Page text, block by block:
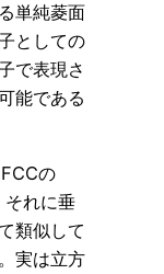
単純菱面
としての
で表現さ
能である
の
それに垂
類似して
実は立方